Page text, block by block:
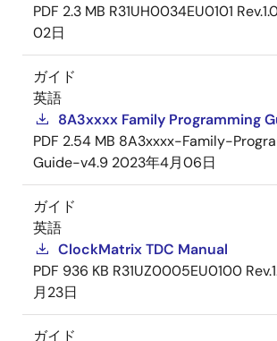
PDF 2.3 MB R31UH0034EU0101
02日
ガイド
英語
8A3xxxx Family Programming
PDF 2.54 MB 8A3xxxx-Family-
Guide-v4.9 2023年4月06日
ガイド
英語
ClockMatrix TDC Manual
PDF 936 KB R31UZ0005EU0100
月23日
ガイド